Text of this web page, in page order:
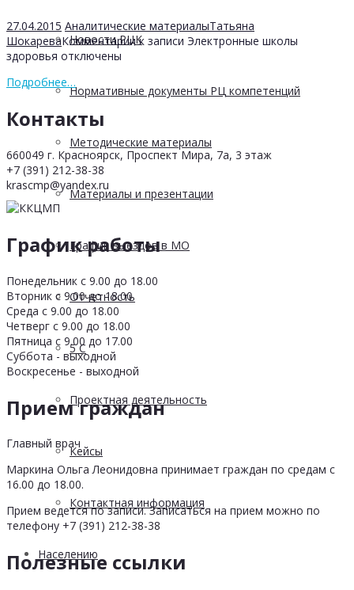
Новости РЦК
Нормативные документы РЦ компетенций
Методические материалы
Материалы и презентации
График выездов в МО
Отчетность
5 С
Проектная деятельность
Кейсы
Контактная информация
Населению
27.04.2015 Аналитические материалыТатьяна
ШокареваКомментариик записи Электронные школы
здоровья отключены
Подробнее…
Контакты
660049 г. Красноярск, Проспект Мира, 7а, 3 этаж
+7 (391) 212-38-38
krascmp@yandex.ru
График работы
Понедельник с 9.00 до 18.00
Вторник с 9.00 до 18.00
Среда с 9.00 до 18.00
Четверг с 9.00 до 18.00
Пятница с 9.00 до 17.00
Суббота - выходной
Воскресенье - выходной
Прием граждан
Главный врач
Маркина Ольга Леонидовна принимает граждан по средам с
16.00 до 18.00.
Прием ведется по записи. Записаться на прием можно по
телефону +7 (391) 212-38-38
Полезные ссылки